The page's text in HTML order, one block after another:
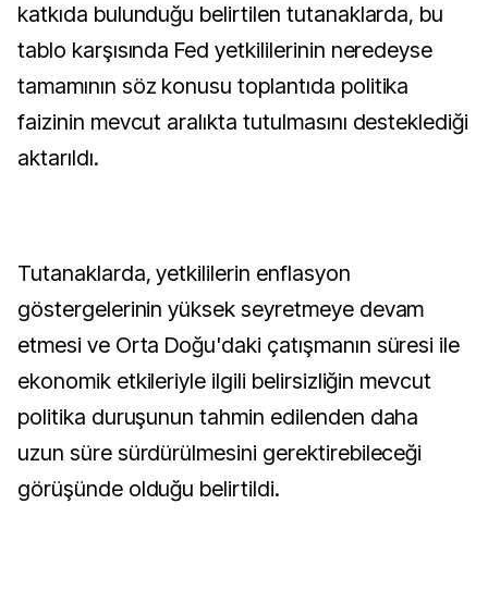
katkıda bulunduğu belirtilen tutanaklarda, bu
tablo karşısında Fed yetkililerinin neredeyse
tamamının söz konusu toplantıda politika
faizinin mevcut aralıkta tutulmasını desteklediği
aktarıldı.
Tutanaklarda, yetkililerin enflasyon
göstergelerinin yüksek seyretmeye devam
etmesi ve Orta Doğu'daki çatışmanın süresi ile
ekonomik etkileriyle ilgili belirsizliğin mevcut
politika duruşunun tahmin edilenden daha
uzun süre sürdürülmesini gerektirebileceği
görüşünde olduğu belirtildi.